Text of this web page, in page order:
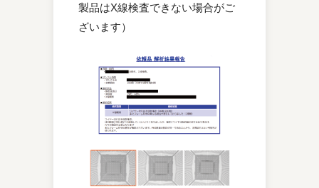
製品はX線検査できない場合がご
ざいます）